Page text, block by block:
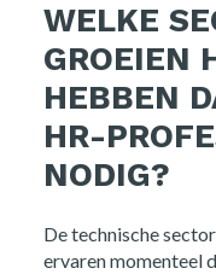
WELKE
GROEIEN
HEBBEN
HR-
NODIG?
De technische
ervaren momenteel